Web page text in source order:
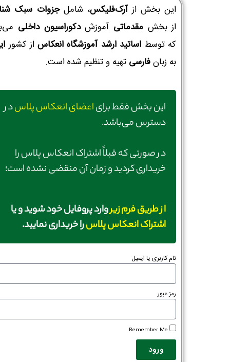
این بخش ازآرک‌فلیکس، شاملجزوات سبک
از بخش مقدماتی آموزشدکوراسیون داخلی
که توسطاساتید ارشد آموزشگاه انعکاساز کشور
به زبانفارسی تهیه و تنظیم شده است.
این بخش فقط برایاعضای انعکاس پلاسدر
دسترس می‌باشد.
در صورتی‌ که قبلاً اشتراک انعکاس پلاس را
خریداری کردید و زمان آن منقضی نشده است؛
از طریق فرم زیروارد پروفایل خود شوید و یا
اشتراک انعکاس پلاسرا خریداری نمایید.
نام کاربری یا ایمیل
رمز عبور
Remember Me
ورود